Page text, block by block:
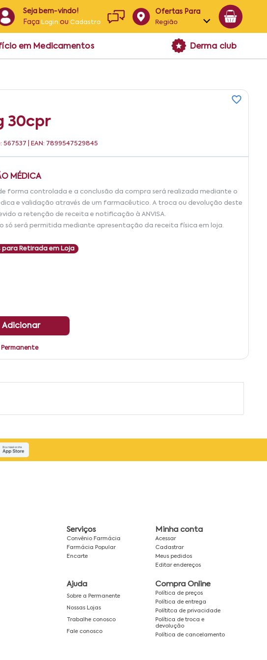
Seja bem-vindo!
Faça Login ouCadastro
Ofertas Para
Região
Alagoas
em Medicamentos Derma club
30cpr
567537 | EAN: 7899547529845
MÉDICA
forma controlada e a conclusão da compra será realizada mediante o
e validação através de um farmacêutico. A troca ou devolução deste
a retenção de receita e notificação à ANVISA.
só será permitida mediante apresentação da receita física em loja.
Retirada em Loja
Adicionar
Serviços
Convênio Farmácia
Farmácia Popular
Encarte
Minha conta
Acessar
Cadastrar
Meus pedidos
Editar endereços
Ajuda
Sobre a Permanente
Nossas Lojas
Trabalhe conosco
Fale conosco
Compra Online
Política de preços
Política de entrega
Polítitca de privacidade
Política de troca e
devolução
Política de cancelamento